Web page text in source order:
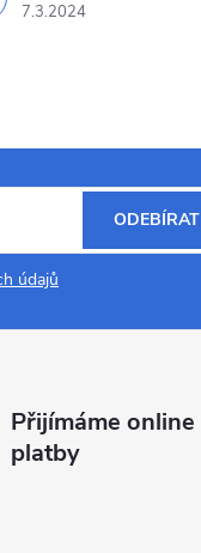
7.3.2024
údajů
ODEBÍRAT
Přijímáme online
platby